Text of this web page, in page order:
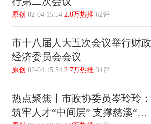
原创 02-04 15:54 2.8万热推 62评
市十八届人大五次会议举行财政
经济委员会会议
原创 02-04 15:54 2.7万热推 34评
热点聚焦丨市政协委员岑玲玲：
筑牢人才“中间层” 支撑慈溪“两